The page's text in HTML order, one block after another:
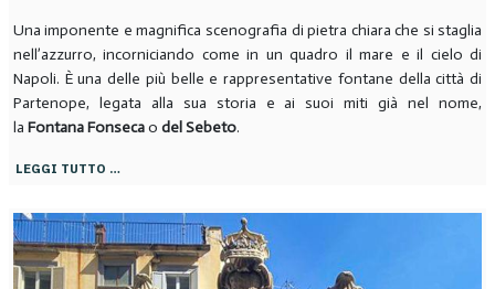
Una imponente e magnifica scenografia di pietra chiara che si staglia
nell’azzurro, incorniciando come in un quadro il mare e il cielo di
Napoli. È una delle più belle e rappresentative fontane della città di
Partenope, legata alla sua storia e ai suoi miti già nel nome,
la Fontana Fonsecao del Sebeto.
LEGGI TUTTO …